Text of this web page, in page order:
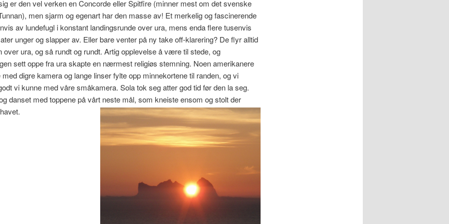
er den vel verken en Concorde eller Spitfire (minner mest om det svenske
men sjarm og egenart har den masse av! Et merkelig og fascinerende
av lundefugl i konstant landingsrunde over ura, mens enda flere tusenvis
unger og slapper av. Eller bare venter på ny take off-klarering? De flyr alltid
over ura, og så rundt og rundt. Artig opplevelse å være til stede, og
sett oppe fra ura skapte en nærmest religiøs stemning. Noen amerikanere
digre kamera og lange linser fylte opp minnekortene til randen, og vi
vi kunne med våre småkamera. Sola tok seg atter god tid før den la seg.
danset med toppene på vårt neste mål, som kneiste ensom og stolt der